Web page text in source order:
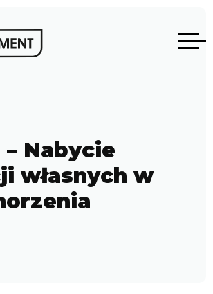
– Nabycie
własnych w